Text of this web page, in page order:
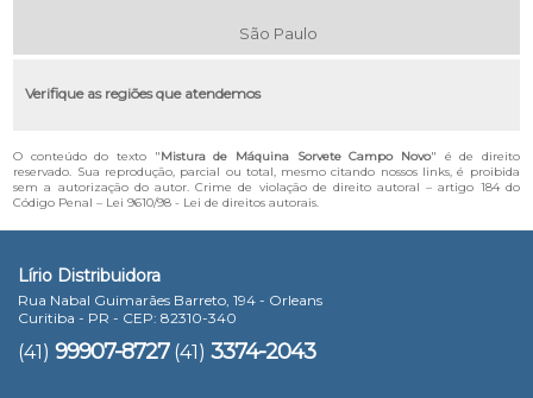
São Paulo
Verifique as regiões que atendemos
O conteúdo do texto "Mistura de Máquina Sorvete Campo Novo" é de direito
reservado. Sua reprodução, parcial ou total, mesmo citando nossos links, é proibida
sem a autorização do autor. Crime de violação de direito autoral – artigo 184 do
Código Penal – Lei 9610/98 - Lei de direitos autorais.
Lírio Distribuidora
Rua Nabal Guimarães Barreto, 194 - Orleans
Curitiba - PR - CEP: 82310-340
(41) 99907-8727 (41) 3374-2043